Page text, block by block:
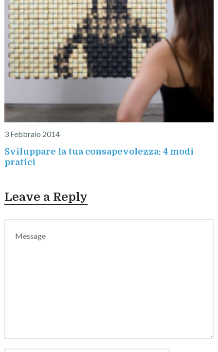
3 Febbraio 2014
Sviluppare la tua consapevolezza: 4 modi
pratici
Leave a Reply